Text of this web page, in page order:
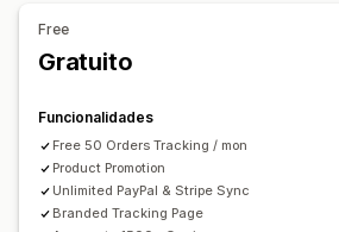
Free
Gratuito
Funcionalidades
Free 50 Orders Tracking / mon
Product Promotion
Unlimited PayPal & Stripe Sync
Branded Tracking Page